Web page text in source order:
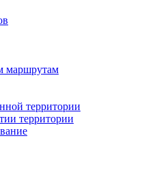
маршрутам
территории
территории